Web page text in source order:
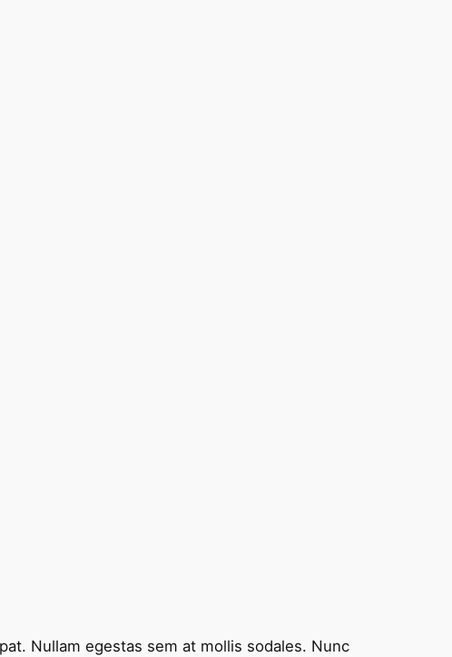
Nullam egestas sem at mollis sodales. Nunc